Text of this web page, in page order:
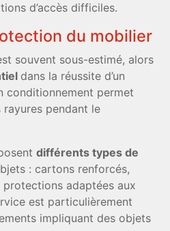
d’accès difficiles.
du mobilier
souvent sous-estimé, alors
dans la réussite d’un
conditionnement permet
rayures pendant le
différents types de
: cartons renforcés,
adaptées aux
est particulièrement
impliquant des objets